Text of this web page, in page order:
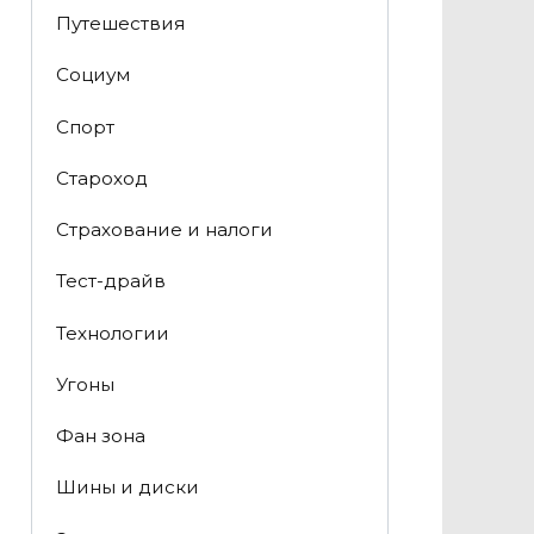
Путешествия
Социум
Спорт
Староход
Страхование и налоги
Тест-драйв
Технологии
Угоны
Фан зона
Шины и диски